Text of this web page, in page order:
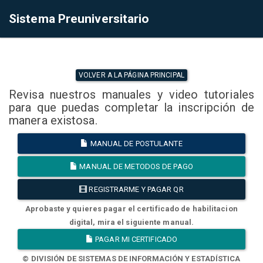
Sistema Preuniversitario
VOLVER A LA PÁGINA PRINCIPAL
Revisa nuestros manuales y video tutoriales
para que puedas completar la inscripción de
manera existosa.
MANUAL DE POSTULANTE
MANUAL DE METODOS DE PAGO
REGISTRARME Y PAGAR QR
Aprobaste y quieres pagar el certificado de habilitacion
digital, mira el siguiente manual.
PAGAR MI CERTIFICADO
© DIVISIÓN DE SISTEMAS DE INFORMACIÓN Y ESTADÍSTICA